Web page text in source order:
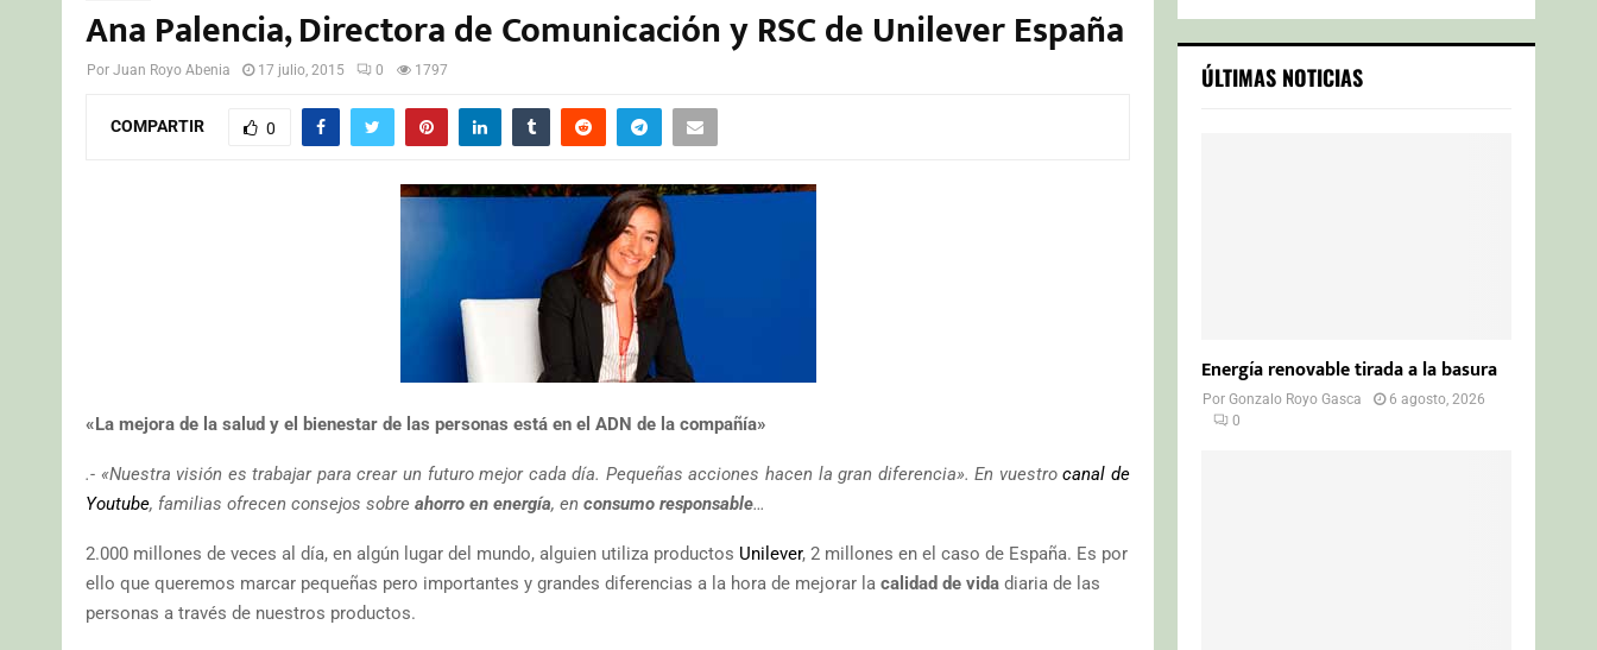
Ana Palencia, Directora de Comunicación y RSC de Unilever España
Por Juan Royo Abenia 17 julio, 2015 0 1797
COMPARTIR 0
«La mejora de la salud y el bienestar de las personas está en el ADN de la compañía»
.- «Nuestra visión es trabajar para crear un futuro mejor cada día. Pequeñas acciones hacen la gran diferencia». En vuestrocanal de
Youtube, familias ofrecen consejos sobre ahorro en energía, en consumo responsable…
2.000 millones de veces al día, en algún lugar del mundo, alguien utiliza productos Unilever, 2 millones en el caso de España. Es por
ello que queremos marcar pequeñas pero importantes y grandes diferencias a la hora de mejorar la calidad de vida diaria de las
personas a través de nuestros productos.
c
h
S
ÚLTIMAS NOTICIAS
Energía renovable tirada a la basura
PorGonzalo Royo Gasca
6 agosto, 2026
0